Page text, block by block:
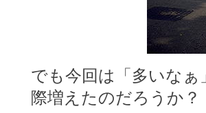
でも今回は「多いな
際増えたのだろうか？